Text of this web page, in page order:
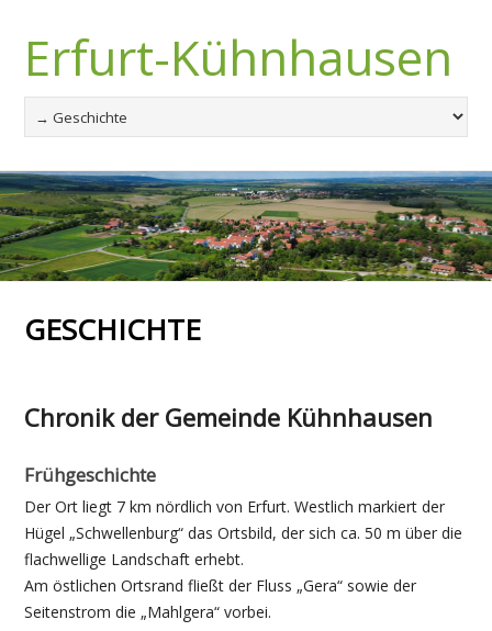
Erfurt-Kühnhausen
GESCHICHTE
Chronik der Gemeinde Kühnhausen
Frühgeschichte
Der Ort liegt 7 km nördlich von Erfurt. Westlich markiert der
Hügel „Schwellenburg“ das Ortsbild, der sich ca. 50 m über die
flachwellige Landschaft erhebt.
Am östlichen Ortsrand fließt der Fluss „Gera“ sowie der
Seitenstrom die „Mahlgera“ vorbei.